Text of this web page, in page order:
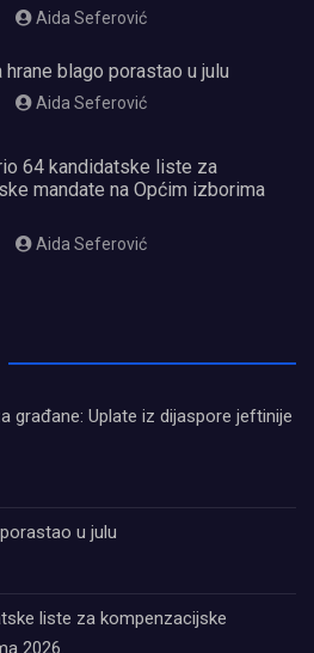
Aida Seferović
blago porastao u julu
Aida Seferović
64 kandidatske liste za
mandate na Općim izborima
Aida Seferović
građane: Uplate iz dijaspore jeftinije
u julu
liste za kompenzacijske
2026.